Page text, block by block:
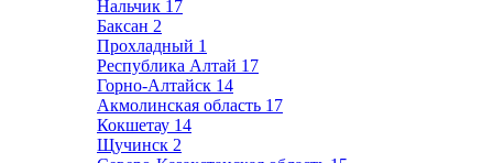
Нальчик 17
Баксан 2
Прохладный 1
Республика Алтай 17
Горно-Алтайск 14
Акмолинская область 17
Кокшетау 14
Щучинск 2